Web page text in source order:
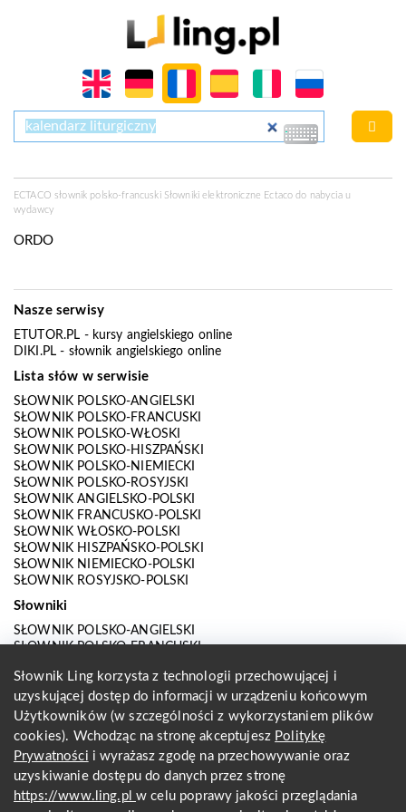
ECTACO słownik polsko-francuski Słowniki elektroniczne Ectaco do nabycia u
wydawcy
ORDO
Nasze serwisy
ETUTOR.PL - kursy angielskiego online
DIKI.PL - słownik angielskiego online
Lista słów w serwisie
SŁOWNIK POLSKO-ANGIELSKI
SŁOWNIK POLSKO-FRANCUSKI
SŁOWNIK POLSKO-WŁOSKI
SŁOWNIK POLSKO-HISZPAŃSKI
SŁOWNIK POLSKO-NIEMIECKI
SŁOWNIK POLSKO-ROSYJSKI
SŁOWNIK ANGIELSKO-POLSKI
SŁOWNIK FRANCUSKO-POLSKI
SŁOWNIK WŁOSKO-POLSKI
SŁOWNIK HISZPAŃSKO-POLSKI
SŁOWNIK NIEMIECKO-POLSKI
SŁOWNIK ROSYJSKO-POLSKI
Słowniki
SŁOWNIK POLSKO-ANGIELSKI
SŁOWNIK POLSKO-FRANCUSKI
SŁOWNIK POLSKO-HISZPAŃSKI
SŁOWNIK POLSKO-NIEMIECKI
SŁOWNIK POLSKO-ROSYJSKI
SŁOWNIK ANGIELSKO-POLSKI
SŁOWNIK FRANCUSKO-POLSKI
SŁOWNIK WŁOSKO-POLSKI
SŁOWNIK HISZPAŃSKO-POLSKI
SŁOWNIK NIEMIECKO-POLSKI
Słownik Ling korzysta z technologii przechowującej i
uzyskującej dostęp do informacji w urządzeniu końcowym
Użytkowników (w szczególności z wykorzystaniem plików
cookies). Wchodząc na stronę akceptujesz Politykę
Prywatności i wyrażasz zgodę na przechowywanie oraz
uzyskiwanie dostępu do danych przez stronę
https://www.ling.plw celu poprawy jakości przeglądania